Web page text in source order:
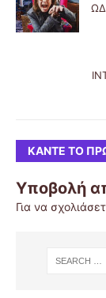
ΚΆΝΤΕ ΤΟ
Υποβολή
Για να